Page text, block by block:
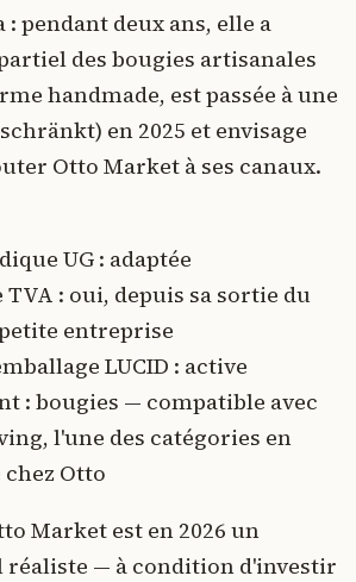
: pendant deux ans, elle a
des bougies artisanales
handmade, est passée à une
en 2025 et envisage
Otto Market à ses canaux.
UG : adaptée
TVA : oui, depuis sa sortie du
entreprise
LUCID : active
: bougies — compatible avec
l'une des catégories en
Otto
Market est en 2026 un
réaliste — à condition d'investir